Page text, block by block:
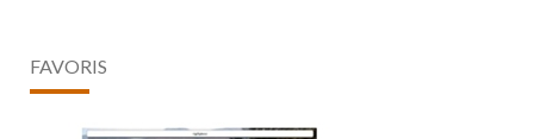
FAVORIS